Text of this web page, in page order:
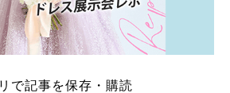
で記事を保存・購読